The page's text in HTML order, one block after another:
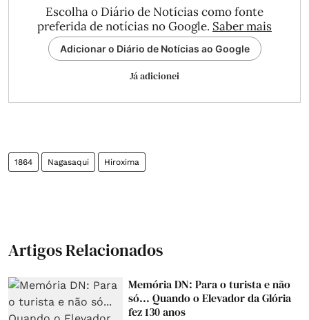
Escolha o Diário de Notícias como fonte
preferida de notícias no Google. Saber mais
Adicionar o Diário de Notícias ao Google
Já adicionei
1864 Nagasaqui Hiroxima
Artigos Relacionados
Memória DN: Para o turista e não
só... Quando o Elevador da Glória
fez 130 anos